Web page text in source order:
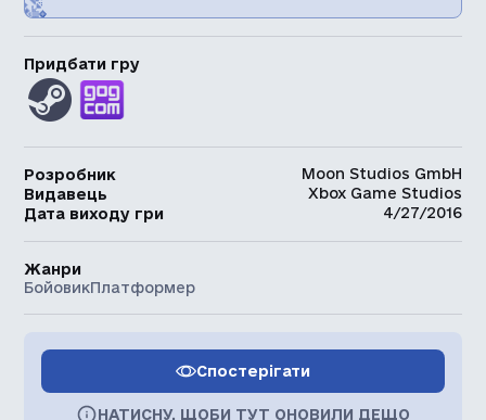
Придбати гру
Розробник
Moon Studios GmbH
Видавець
Xbox Game Studios
Дата виходу гри
4/27/2016
Жанри
БойовикПлатформер
Спостерігати
НАТИСНУ, ЩОБИ ТУТ ОНОВИЛИ ДЕЩО